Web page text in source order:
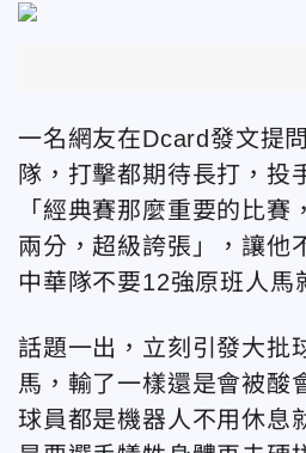
一名網友在Dcard發文提
隊，打擊都期待長打，投
「經典賽那麼重要的比
兩分，超級誇張」，讓他
中華隊不要12強原班人馬
話題一出，立刻引發大批
馬，輸了一樣還是會被酸
球員都是機器人不用休息